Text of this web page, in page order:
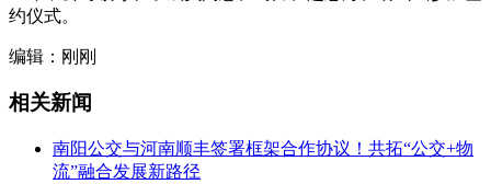
约仪式。
编辑：刚刚
相关新闻
南阳公交与河南顺丰签署框架合作协议！共拓“公交+物
流”融合发展新路径